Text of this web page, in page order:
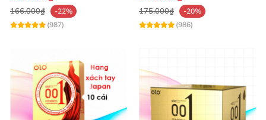
166.000₫
-22%
(987)
175.000₫
-20%
(986)